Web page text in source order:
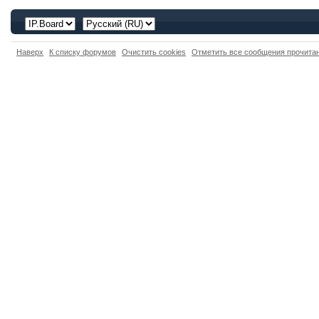
Наверх К списку форумов Очистить cookies Отметить все сообщения